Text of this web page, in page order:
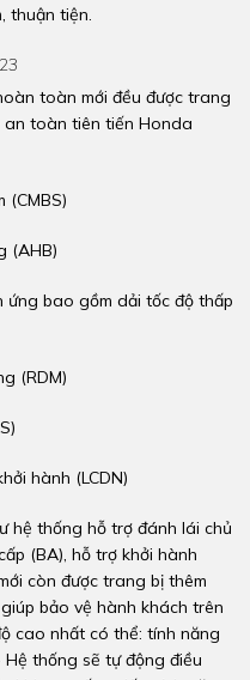
thuận tiện.
toàn mới đều được trang
toàn tiên tiến Honda
(CMBS)
(AHB)
bao gồm dải tốc độ thấp
(RDM)
hành (LCDN)
hệ thống hỗ trợ đánh lái chủ
(BA), hỗ trợ khởi hành
còn được trang bị thêm
bảo vệ hành khách trên
cao nhất có thể: tính năng
thống sẽ tự động điều